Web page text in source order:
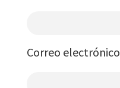
Correo electrónico